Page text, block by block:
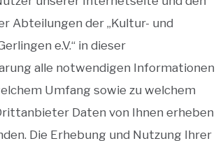
Abteilungen der „Kultur- und
e.V.“ in dieser
alle notwendigen Informationen
Umfang sowie zu welchem
Daten von Ihnen erheben
Die Erhebung und Nutzung Ihrer